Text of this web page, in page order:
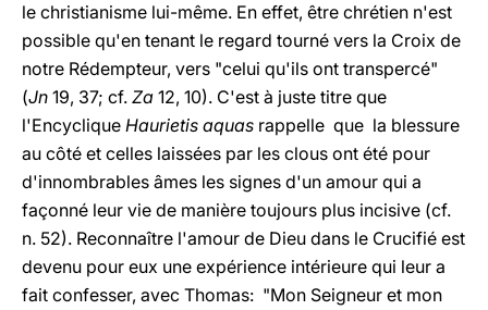
le christianisme lui-même. En effet, être chrétien n'est
possible qu'en tenant le regard tourné vers la Croix de
notre Rédempteur, vers "celui qu'ils ont transpercé"
(Jn 19, 37; cf. Za 12, 10). C'est à juste titre que
l'Encyclique Haurietis aquas rappelle que la blessure
au côté et celles laissées par les clous ont été pour
d'innombrables âmes les signes d'un amour qui a
façonné leur vie de manière toujours plus incisive (cf.
n. 52). Reconnaître l'amour de Dieu dans le Crucifié est
devenu pour eux une expérience intérieure qui leur a
fait confesser, avec Thomas: "Mon Seigneur et mon